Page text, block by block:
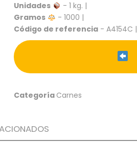
Unidades
- 1 kg. |
Gramos
- 1000 |
Código de referencia - A4154C |
Categoría Carnes